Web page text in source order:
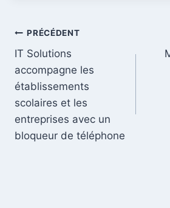
PRÉCÉDENT
IT Solutions
accompagne les
établissements
scolaires et les
entreprises avec un
bloqueur de téléphone